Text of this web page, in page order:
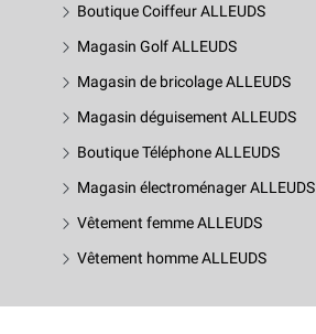
Boutique Coiffeur ALLEUDS
Magasin Golf ALLEUDS
Magasin de bricolage ALLEUDS
Magasin déguisement ALLEUDS
Boutique Téléphone ALLEUDS
Magasin électroménager ALLEUDS
Vêtement femme ALLEUDS
Vêtement homme ALLEUDS